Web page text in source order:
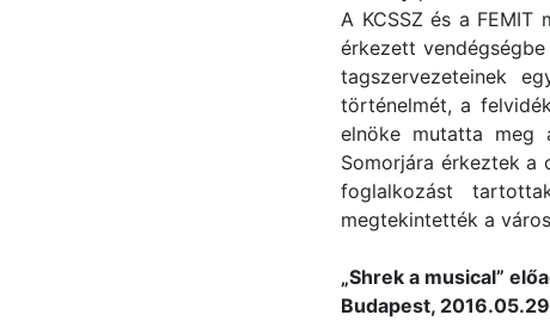
A KCSSZ és a FEMIT
érkezett
tagszervezeteinek
történelmét, a
elnöke mutatta meg
Somorjára érkeztek a
foglalkozást
megtekintették a
„Shrek a musical”
Budapest,